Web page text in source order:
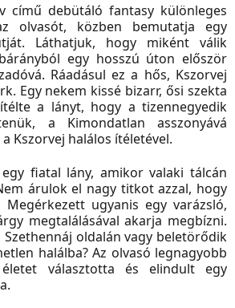
című debütáló fantasy különleges
olvasót, közben bemutatja egy
Láthatjuk, hogy miként válik
egy hosszú úton először
Ráadásul ez a hős, Kszorvej
Egy nekem kissé bizarr, ősi szekta
a lányt, hogy a tizennegyedik
a Kimondatlan asszonyává
Kszorvej halálos ítéletével.
fiatal lány, amikor valaki tálcán
árulok el nagy titkot azzal, hogy
ugyanis egy varázsló,
megtalálásával akarja megbízni.
oldalán vagy beletörődik
halálba? Az olvasó legnagyobb
életet választotta és elindult egy